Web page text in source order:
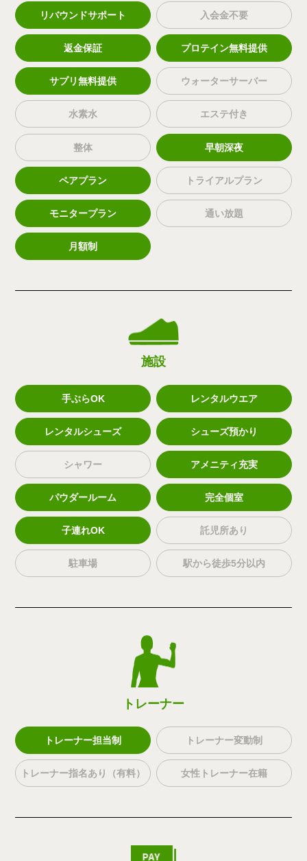
リバウンドサポート 入会金不要
返金保証 プロテイン無料提供
サプリ無料提供 ウォーターサーバー
水素水 エステ付き
整体 早朝深夜
ペアプラン トライアルプラン
モニタープラン 通い放題
月額制
施設
手ぶらOK レンタルウエア
レンタルシューズ シューズ預かり
シャワー アメニティ充実
パウダールーム 完全個室
子連れOK 託児所あり
駐車場 駅から徒歩5分以内
トレーナー
トレーナー担当制 トレーナー変動制
トレーナー指名あり（有料） 女性トレーナー在籍